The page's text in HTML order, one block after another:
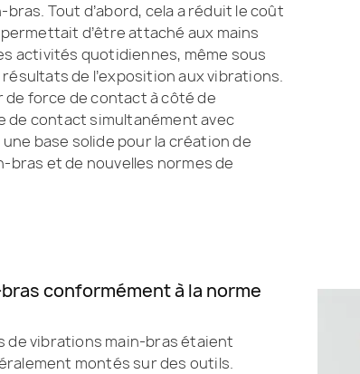
Tout d’abord, cela a réduit le coût
d’être attaché aux mains
activités quotidiennes, même sous
de l’exposition aux vibrations.
de force de contact à côté de
de contact simultanément avec
base solide pour la création de
bras et de nouvelles normes de
conformément à la norme
de vibrations main-bras étaient
montés sur des outils.